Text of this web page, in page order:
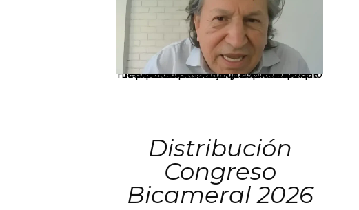
La presidenta Keiko Fujimori informó que la solicitud de indulto presentada por el expresidente Alejandro Toledo será evaluada por la Comisión de Gracias Presidenciales conforme al procedimiento establecido.
Distribución
Congreso
Bicameral 2026